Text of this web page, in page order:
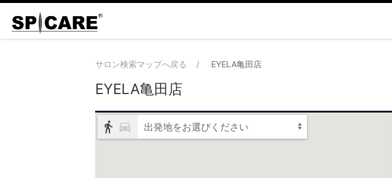
サロン検索マップへ戻る EYELA亀田店
EYELA亀田店
出発地をお選びください